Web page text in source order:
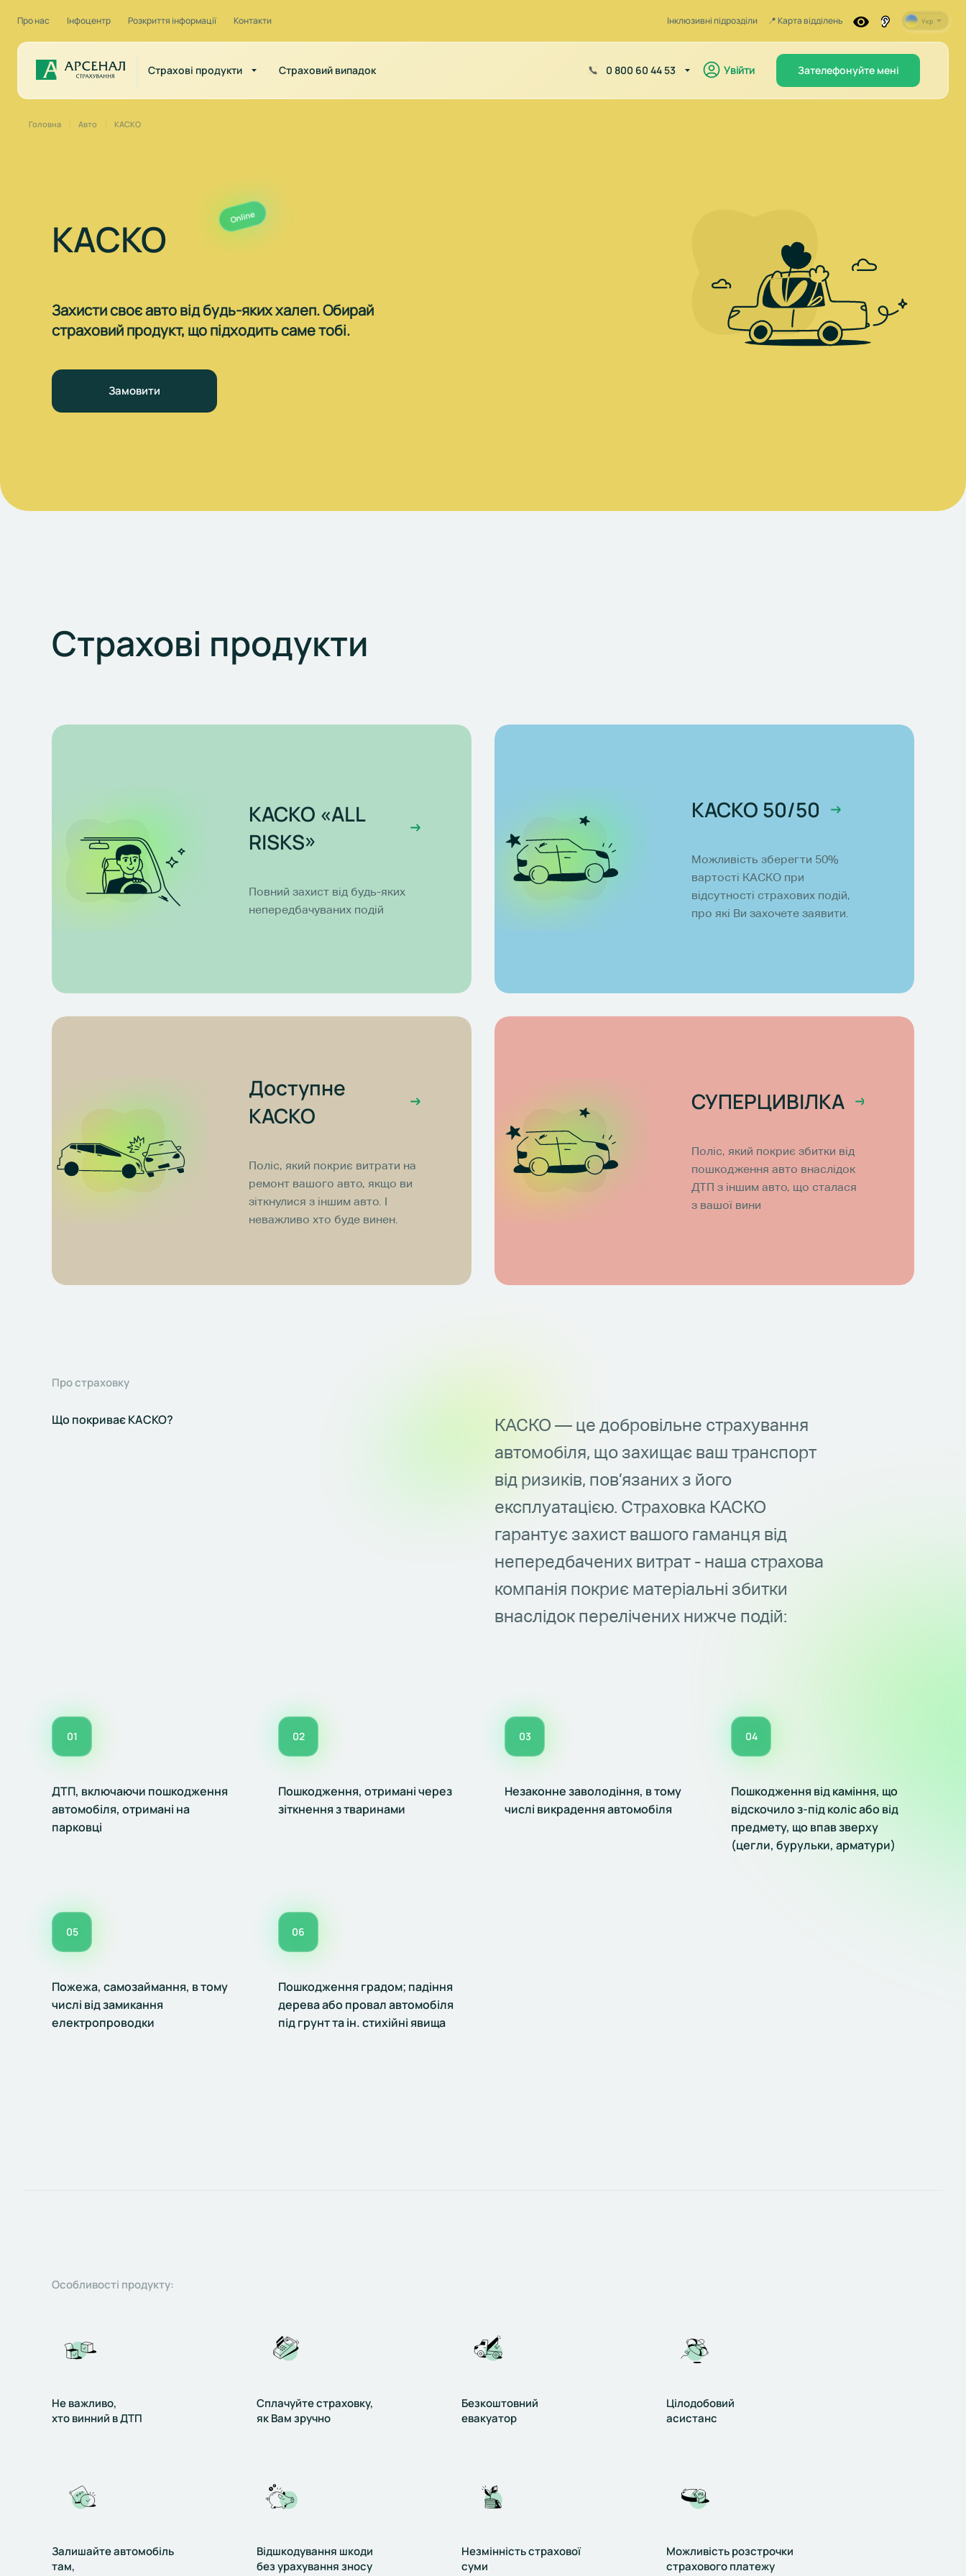
Про нас Інфоцентр Розкриття інформації Контакти Інклюзивні підрозділи 📍️ Карта відділень Укр
Страхові продукти Страховий випадок 0 800 60 44 53 Увійти Зателефонуйте мені
Головна Авто КАСКО
КАСКО Online
Захисти своє авто від будь-яких халеп. Обирай
страховий продукт, що підходить саме тобі.
Замовити
Страхові продукти
КАСКО «ALL
RISKS»
Повний захист від будь-яких
непередбачуваних подій
КАСКО 50/50
Можливість зберегти 50%
вартості КАСКО при
відсутності страхових подій,
про які Ви захочете заявити.
Доступне
КАСКО
Поліс, який покриє витрати на
ремонт вашого авто, якщо ви
зіткнулися з іншим авто. І
неважливо хто буде винен.
СУПЕРЦИВІЛКА
Поліс, який покриє збитки від
пошкодження авто внаслідок
ДТП з іншим авто, що сталася
з вашої вини
Про страховку
Що покриває КАСКО?
КАСКО — це добровільне страхування
автомобіля, що захищає ваш транспорт
від ризиків, пов’язаних з його
експлуатацією. Страховка КАСКО
гарантує захист вашого гаманця від
непередбачених витрат - наша страхова
компанія покриє матеріальні збитки
внаслідок перелічених нижче подій:
01
ДТП, включаючи пошкодження
автомобіля, отримані на
парковці
02
Пошкодження, отримані через
зіткнення з тваринами
03
Незаконне заволодіння, в тому
числі викрадення автомобіля
04
Пошкодження від каміння, що
відскочило з-під коліс або від
предмету, що впав зверху
(цегли, бурульки, арматури)
05
Пожежа, самозаймання, в тому
числі від замикання
електропроводки
06
Пошкодження градом; падіння
дерева або провал автомобіля
під грунт та ін. стихійні явища
Особливості продукту:
Не важливо,
хто винний в ДТП
Сплачуйте страховку,
як Вам зручно
Безкоштовний
евакуатор
Цілодобовий
асистанс
Залишайте автомобіль
там,
Відшкодування шкоди
без урахування зносу
Незмінність страхової
суми
Можливість розстрочки
страхового платежу